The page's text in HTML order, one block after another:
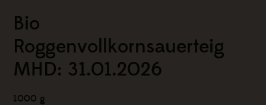
Bio
Roggenvollkornsauerteig
MHD: 31.01.2026
1000 g